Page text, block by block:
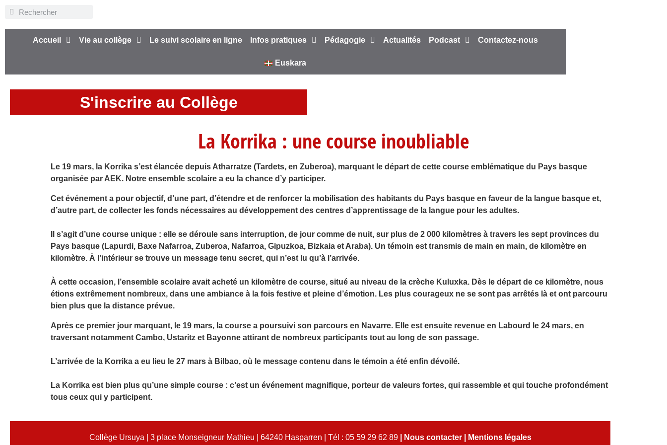
Accueil Vie au collège Le suivi scolaire en ligne Infos pratiques Pédagogie Actualités Podcast Contactez-nous
Euskara
S'inscrire au Collège
La Korrika : une course inoubliable
Le 19 mars, la Korrika s’est élancée depuis Atharratze (Tardets, en Zuberoa), marquant le départ de cette course emblématique du Pays basque
organisée par AEK. Notre ensemble scolaire a eu la chance d’y participer.
Cet événement a pour objectif, d’une part, d’étendre et de renforcer la mobilisation des habitants du Pays basque en faveur de la langue basque et,
d’autre part, de collecter les fonds nécessaires au développement des centres d’apprentissage de la langue pour les adultes.
Il s’agit d’une course unique : elle se déroule sans interruption, de jour comme de nuit, sur plus de 2 000 kilomètres à travers les sept provinces du
Pays basque (Lapurdi, Baxe Nafarroa, Zuberoa, Nafarroa, Gipuzkoa, Bizkaia et Araba). Un témoin est transmis de main en main, de kilomètre en
kilomètre. À l’intérieur se trouve un message tenu secret, qui n’est lu qu’à l’arrivée.
À cette occasion, l’ensemble scolaire avait acheté un kilomètre de course, situé au niveau de la crèche Kuluxka. Dès le départ de ce kilomètre, nous
étions extrêmement nombreux, dans une ambiance à la fois festive et pleine d’émotion. Les plus courageux ne se sont pas arrêtés là et ont parcouru
bien plus que la distance prévue.
Après ce premier jour marquant, le 19 mars, la course a poursuivi son parcours en Navarre. Elle est ensuite revenue en Labourd le 24 mars, en
traversant notamment Cambo, Ustaritz et Bayonne attirant de nombreux participants tout au long de son passage.
L’arrivée de la Korrika a eu lieu le 27 mars à Bilbao, où le message contenu dans le témoin a été enfin dévoilé.
La Korrika est bien plus qu’une simple course : c’est un événement magnifique, porteur de valeurs fortes, qui rassemble et qui touche profondément
tous ceux qui y participent.
Collège Ursuya | 3 place Monseigneur Mathieu | 64240 Hasparren | Tél : 05 59 29 62 89 Nous contacter| Mentions légales